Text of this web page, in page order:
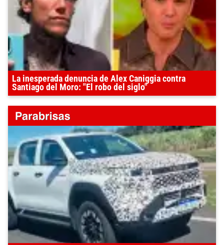
La inesperada denuncia de Alex Caniggia contra
Santiago del Moro: "El robo del siglo"